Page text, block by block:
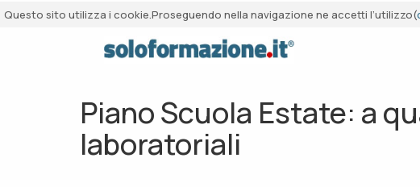
Questo sito utilizza i cookie.Proseguendo nella navigazione ne accetti l’utilizzo(
Piano Scuola Estate: a
laboratoriali